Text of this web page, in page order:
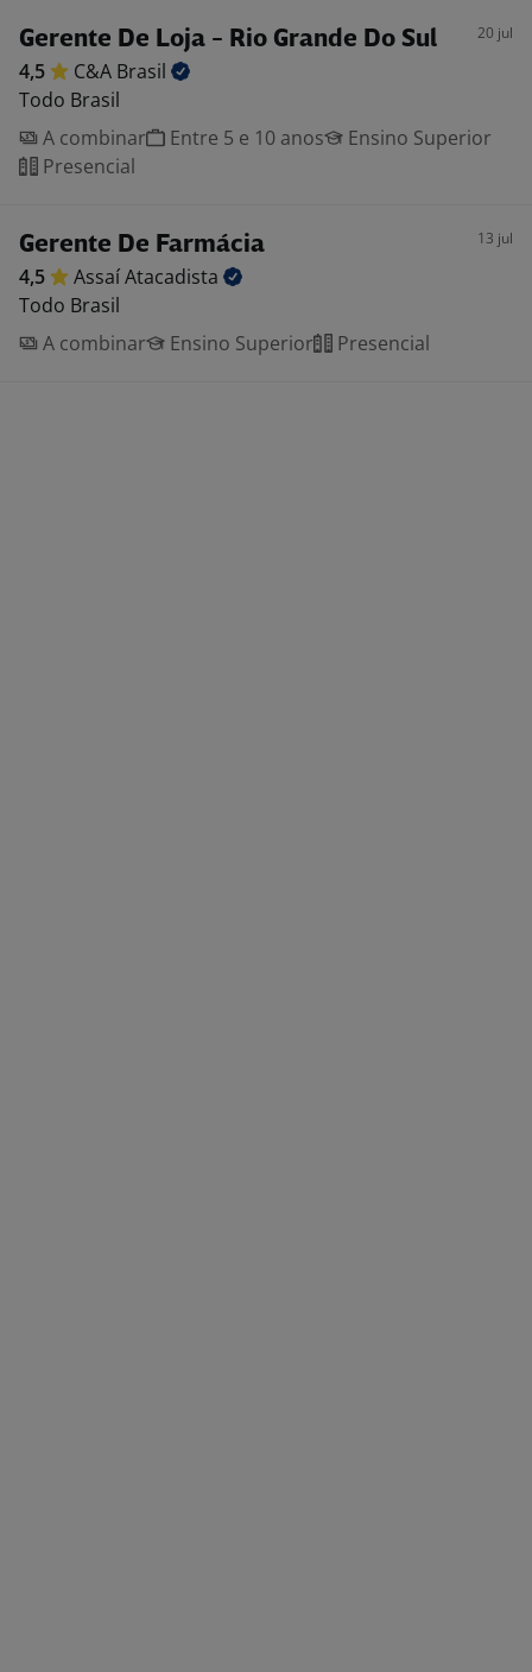
Gerente De Loja - Rio Grande Do Sul 20 jul
4,5 C&A Brasil
Todo Brasil
A combinar
Entre 5 e 10 anos
Ensino Superior
Presencial
Gerente De Farmácia 13 jul
4,5 AssaíAtacadista
Todo Brasil
A combinar
Ensino Superior Presencial